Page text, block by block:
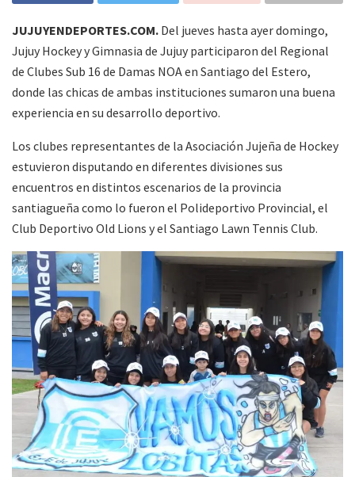
JUJUYENDEPORTES.COM. Del jueves hasta ayer domingo,
Jujuy Hockey y Gimnasia de Jujuy participaron del Regional
de Clubes Sub 16 de Damas NOA en Santiago del Estero,
donde las chicas de ambas instituciones sumaron una buena
experiencia en su desarrollo deportivo.
Los clubes representantes de la Asociación Jujeña de Hockey
estuvieron disputando en diferentes divisiones sus
encuentros en distintos escenarios de la provincia
santiagueña como lo fueron el Polideportivo Provincial, el
Club Deportivo Old Lions y el Santiago Lawn Tennis Club.